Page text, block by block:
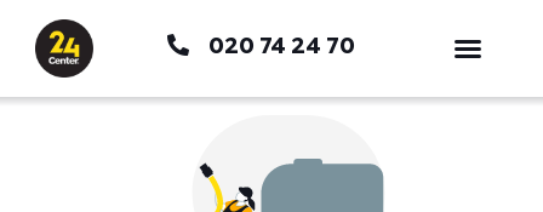
innehåll
020 74 24 70